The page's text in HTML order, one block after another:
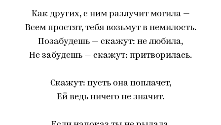
Как других, с ним разлучит могила —
Всем простят, тебя возьмут в немилость.
Позабудешь — скажут: не любила,
Не забудешь — скажут: притворилась.
Скажут: пусть она поплачет,
Ей ведь ничего не значит.